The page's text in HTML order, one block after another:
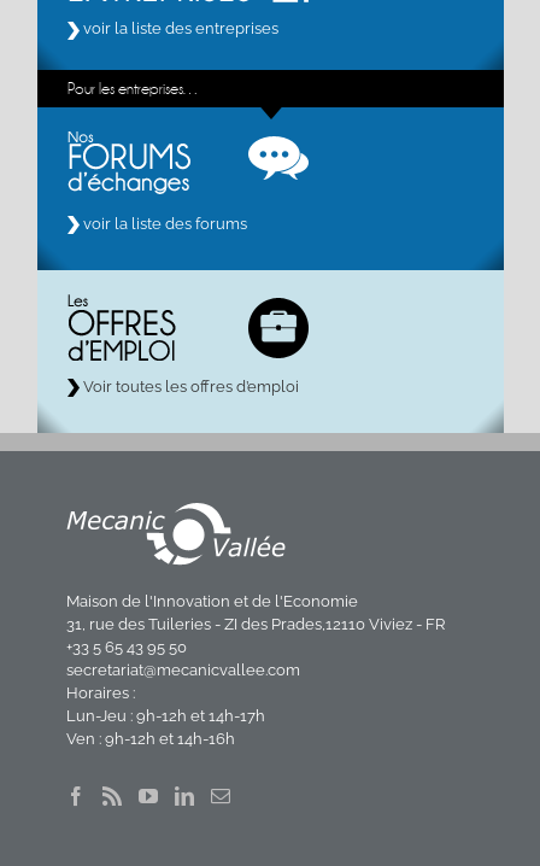
voir la liste des entreprises
Pour les entreprises…
voir la liste des forums
Voir toutes les offres d’emploi
Maison de l'Innovation et de l'Economie
31, rue des Tuileries - ZI des Prades,12110 Viviez - FR
+33 5 65 43 95 50
secretariat@mecanicvallee.com
Horaires :
Lun-Jeu : 9h-12h et 14h-17h
Ven : 9h-12h et 14h-16h